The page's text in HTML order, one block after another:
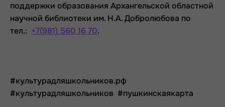
поддержки образования Архангельской областной
научной библиотеки им. Н.А. Добролюбова по
тел.: +7(981) 560 16 70.
#культурадляшкольников.рф
#культурадляшкольников #пушкинскаякарта